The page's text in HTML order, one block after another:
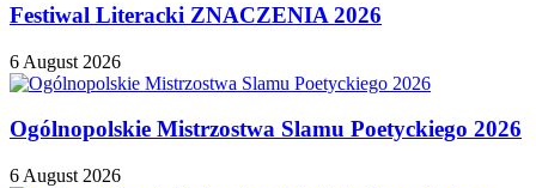
Festiwal Literacki ZNACZENIA 2026
6 August 2026
Ogólnopolskie Mistrzostwa Slamu Poetyckiego 2026
6 August 2026